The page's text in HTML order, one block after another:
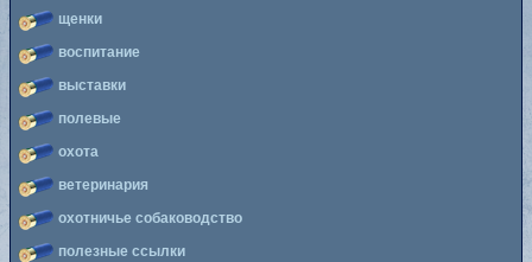
щенки
воспитание
выставки
полевые
охота
ветеринария
охотничье собаководство
полезные ссылки